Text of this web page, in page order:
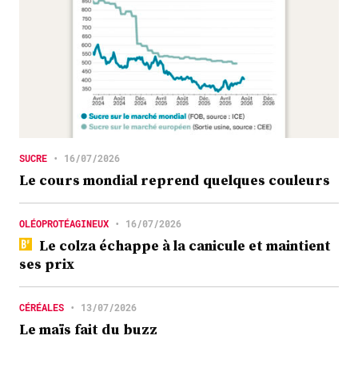
SUCRE • 16/07/2026
Le cours mondial reprend quelques couleurs
OLÉOPROTÉAGINEUX • 16/07/2026
Le colza échappe à la canicule et maintient
ses prix
CÉRÉALES • 13/07/2026
Le maïs fait du buzz